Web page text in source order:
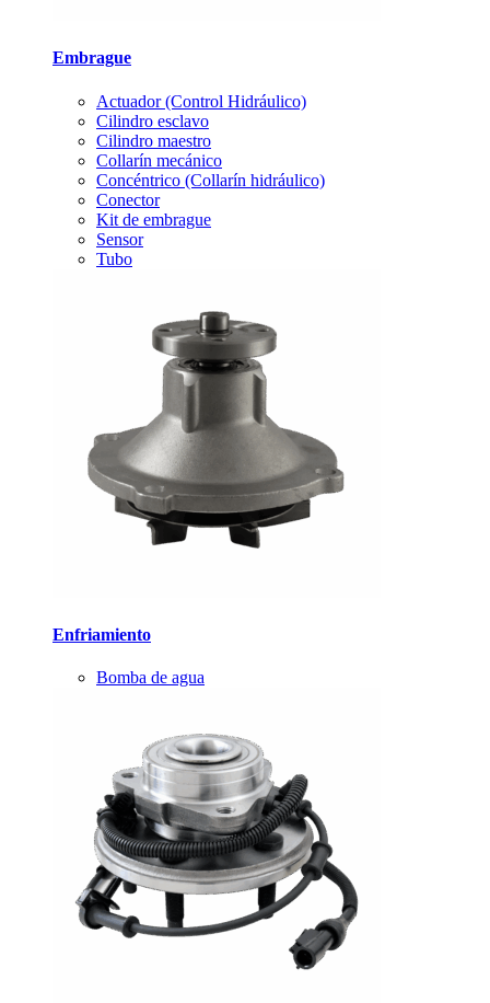
Embrague
Actuador (Control Hidráulico)
Cilindro esclavo
Cilindro maestro
Collarín mecánico
Concéntrico (Collarín hidráulico)
Conector
Kit de embrague
Sensor
Tubo
Enfriamiento
Bomba de agua